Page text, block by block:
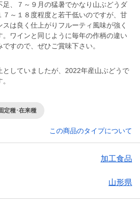
、７～９月の猛暑でかなり山ぶどうダ
７～１８度程度と若干低いのですが、甘
は良く仕上がりフルーティ風味が強く
。ワインと同じように毎年の作柄の違い
すので、ぜひご賞味下さい。
としていましたが、2022年産山ぶどうで
定種･在来種
この商品のタイプについて
加工食品
山形県